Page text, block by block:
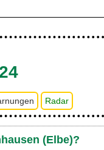
Radar
(Elbe)?